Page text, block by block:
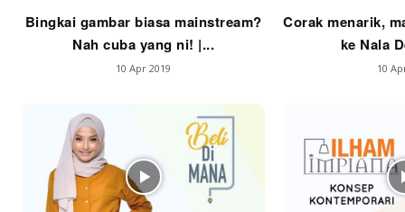
Bingkai gambar biasa mainstream?
Nah cuba yang ni! |...
10 Apr 2019
Corak menarik,
ke Nala
10